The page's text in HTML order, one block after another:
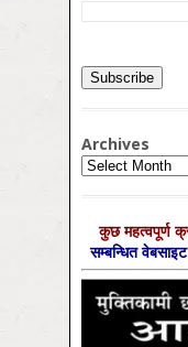
Archives
Archives
कुछ महत्‍वपूर्ण
सम्‍बन्धित